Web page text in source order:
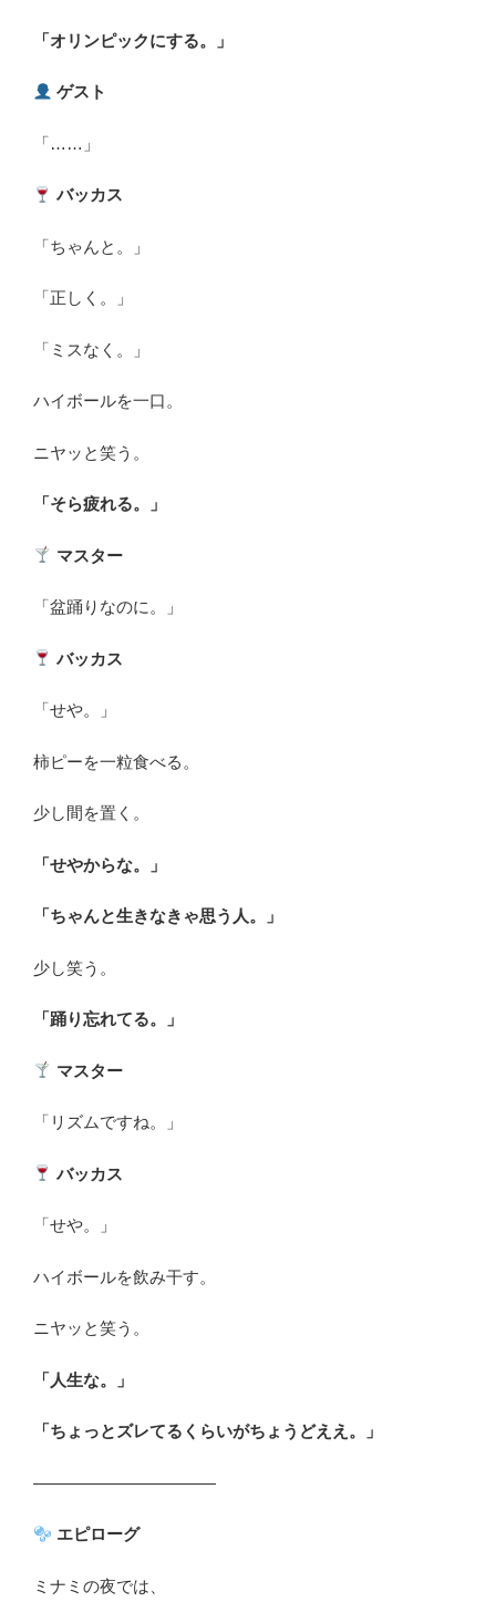
「オリンピックにする。」
ゲスト
「……」
バッカス
「ちゃんと。」
「正しく。」
「ミスなく。」
ハイボールを一口。
ニヤッと笑う。
「そら疲れる。」
マスター
「盆踊りなのに。」
バッカス
「せや。」
柿ピーを一粒食べる。
少し間を置く。
「せやからな。」
「ちゃんと生きなきゃ思う人。」
少し笑う。
「踊り忘れてる。」
マスター
「リズムですね。」
バッカス
「せや。」
ハイボールを飲み干す。
ニヤッと笑う。
「人生な。」
「ちょっとズレてるくらいがちょうどええ。」
―――――――――――
エピローグ
ミナミの夜では、